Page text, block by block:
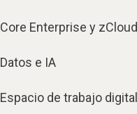
Core Enterprise y zCloud
Datos e IA
Espacio de trabajo digital